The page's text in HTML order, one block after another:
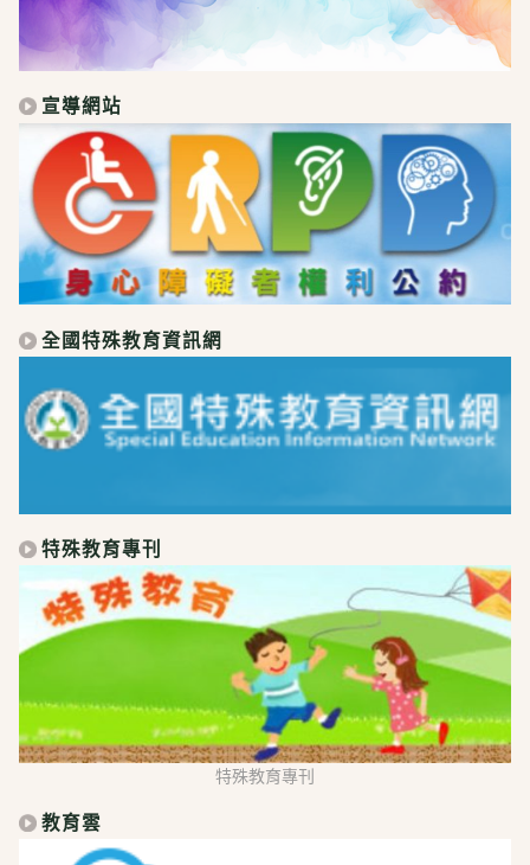
宣導網站
全國特殊教育資訊網
特殊教育專刊
特殊教育專刊
教育雲